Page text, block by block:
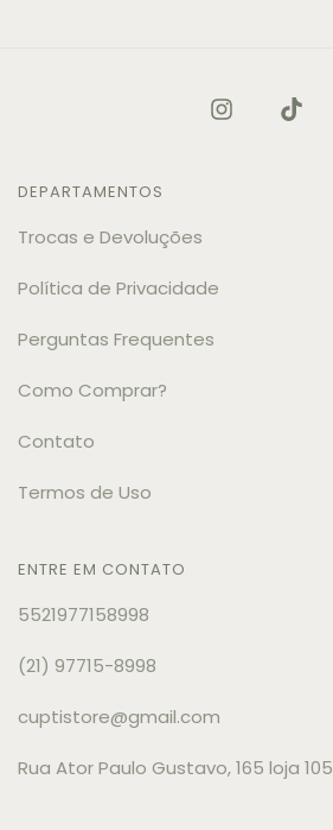
DEPARTAMENTOS
Trocas e Devoluções
Política de Privacidade
Perguntas Frequentes
Como Comprar?
Contato
Termos de Uso
ENTRE EM CONTATO
5521977158998
(21) 97715-8998
cuptistore@gmail.com
Rua Ator Paulo Gustavo, 165 loja 105